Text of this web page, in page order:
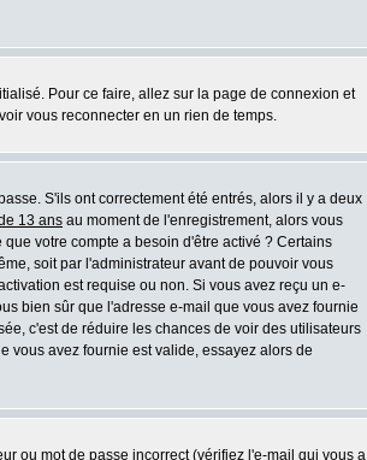
Pour ce faire, allez sur la page de connexion et
vous reconnecter en un rien de temps.
S'ils ont correctement été entrés, alors il y a deux
13 ans au moment de l'enregistrement, alors vous
votre compte a besoin d'être activé ? Certains
soit par l'administrateur avant de pouvoir vous
est requise ou non. Si vous avez reçu un e-
bien sûr que l'adresse e-mail que vous avez fournie
c'est de réduire les chances de voir des utilisateurs
vous avez fournie est valide, essayez alors de
ou mot de passe incorrect (vérifiez l'e-mail qui vous a